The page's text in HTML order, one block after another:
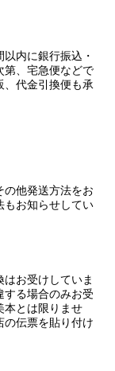
内に銀行振込・
第、宅急便などで
、代金引換便も承
の他発送方法をお
もお知らせしてい
お受けしていま
する場合のみお受
本とは限りませ
の伝票を貼り付け